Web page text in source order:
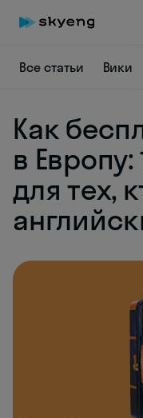
Все статьи Вики
Как
в Европу:
для тех,
Skyeng Chat
online